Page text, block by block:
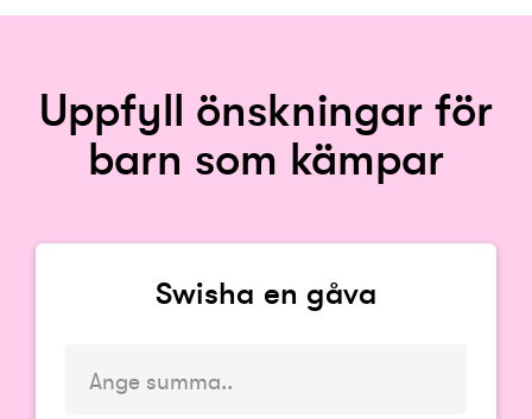
Uppfyll önskningar för
barn som kämpar
Swisha en gåva